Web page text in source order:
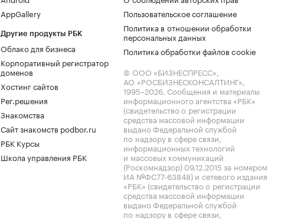
AppGallery
Другие продукты РБК
Облако для бизнеса
Корпоративный регистратор
доменов
Хостинг сайтов
Рег.решения
Знакомства
Сайт знакомств podbor.ru
РБК Курсы
Школа управления РБК
Пользовательское соглашение
Политика в отношении обработки
персональных данных
Политика обработки файлов cookie
© ООО «БИЗНЕСПРЕСС»,
АО «РОСБИЗНЕСКОНСАЛТИНГ»,
1995–2026. Сообщения и материалы
информационного агентства «РБК»
(свидетельство о регистрации
средства массовой информации
выдано Федеральной службой
по надзору в сфере связи,
информационных технологий
и массовых коммуникаций
(Роскомнадзор) 09.12.2015 за номером
ИА №ФС77-63848) и сетевого издания
«РБК» (свидетельство о регистрации
средства массовой информации
выдано Федеральной службой
по надзору в сфере связи,